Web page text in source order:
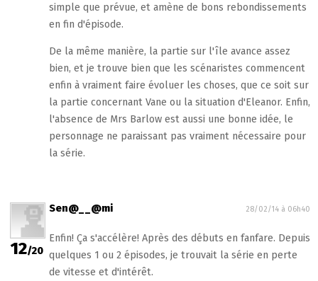
simple que prévue, et amène de bons rebondissements
en fin d'épisode.
De la même manière, la partie sur l'île avance assez
bien, et je trouve bien que les scénaristes commencent
enfin à vraiment faire évoluer les choses, que ce soit sur
la partie concernant Vane ou la situation d'Eleanor. Enfin,
l'absence de Mrs Barlow est aussi une bonne idée, le
personnage ne paraissant pas vraiment nécessaire pour
la série.
12/20
Sen@__@mi 28/02/14 à 06h40
Enfin! Ça s'accélère! Après des débuts en fanfare. Depuis
quelques 1 ou 2 épisodes, je trouvait la série en perte
de vitesse et d'intérêt.